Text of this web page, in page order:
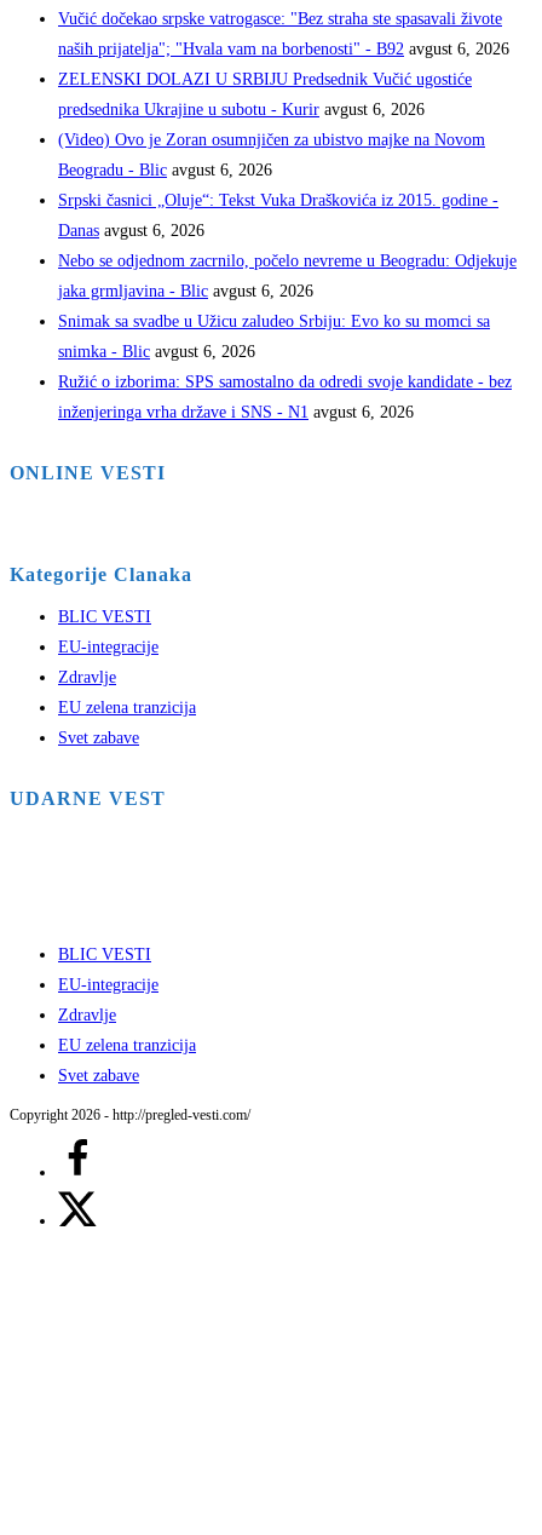
Vučić dočekao srpske vatrogasce: "Bez straha ste spasavali živote
naših prijatelja"; "Hvala vam na borbenosti" - B92 avgust 6, 2026
ZELENSKI DOLAZI U SRBIJU Predsednik Vučić ugostiće
predsednika Ukrajine u subotu - Kurir avgust 6, 2026
(Video) Ovo je Zoran osumnjičen za ubistvo majke na Novom
Beogradu - Blic avgust 6, 2026
Srpski časnici „Oluje“: Tekst Vuka Draškovića iz 2015. godine -
Danas avgust 6, 2026
Nebo se odjednom zacrnilo, počelo nevreme u Beogradu: Odjekuje
jaka grmljavina - Blic avgust 6, 2026
Snimak sa svadbe u Užicu zaludeo Srbiju: Evo ko su momci sa
snimka - Blic avgust 6, 2026
Ružić o izborima: SPS samostalno da odredi svoje kandidate - bez
inženjeringa vrha države i SNS - N1 avgust 6, 2026
ONLINE VESTI
Kategorije Clanaka
BLIC VESTI
EU-integracije
Zdravlje
EU zelena tranzicija
Svet zabave
UDARNE VEST
BLIC VESTI
EU-integracije
Zdravlje
EU zelena tranzicija
Svet zabave
Copyright 2026 - http://pregled-vesti.com/